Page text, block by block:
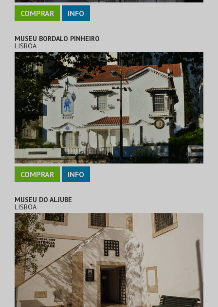
COMPRAR INFO
MUSEU BORDALO PINHEIRO
LISBOA
COMPRAR INFO
MUSEU DO ALJUBE
LISBOA